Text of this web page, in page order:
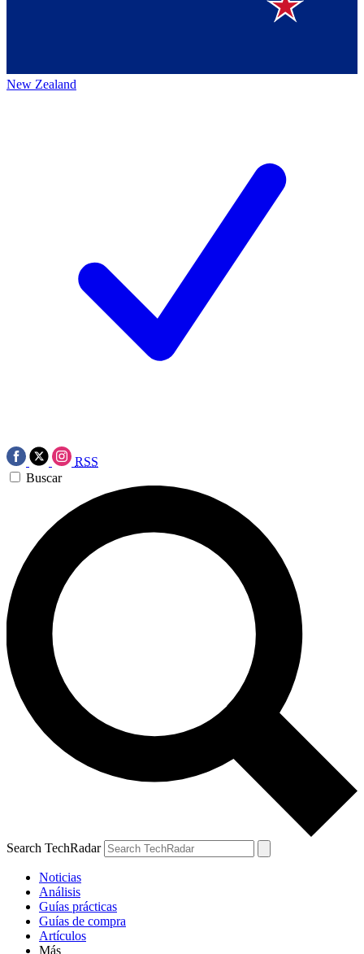
New Zealand
RSS
Buscar
Search TechRadar
Noticias
Análisis
Guías prácticas
Guías de compra
Artículos
Más